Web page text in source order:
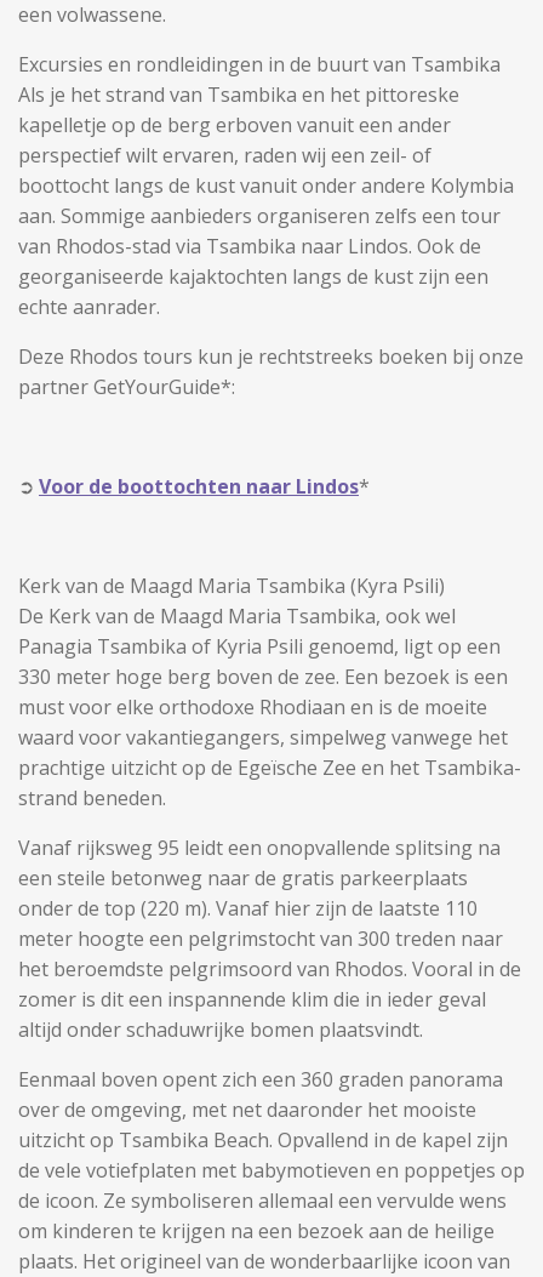
een volwassene.
Excursies en rondleidingen in de buurt van Tsambika
Als je het strand van Tsambika en het pittoreske
kapelletje op de berg erboven vanuit een ander
perspectief wilt ervaren, raden wij een zeil- of
boottocht langs de kust vanuit onder andere Kolymbia
aan. Sommige aanbieders organiseren zelfs een tour
van Rhodos-stad via Tsambika naar Lindos. Ook de
georganiseerde kajaktochten langs de kust zijn een
echte aanrader.
Deze Rhodos tours kun je rechtstreeks boeken bij onze
partner GetYourGuide*:
➲ Voor de boottochten naar Lindos*
Kerk van de Maagd Maria Tsambika (Kyra Psili)
De Kerk van de Maagd Maria Tsambika, ook wel
Panagia Tsambika of Kyria Psili genoemd, ligt op een
330 meter hoge berg boven de zee. Een bezoek is een
must voor elke orthodoxe Rhodiaan en is de moeite
waard voor vakantiegangers, simpelweg vanwege het
prachtige uitzicht op de Egeïsche Zee en het Tsambika-
strand beneden.
Vanaf rijksweg 95 leidt een onopvallende splitsing na
een steile betonweg naar de gratis parkeerplaats
onder de top (220 m). Vanaf hier zijn de laatste 110
meter hoogte een pelgrimstocht van 300 treden naar
het beroemdste pelgrimsoord van Rhodos. Vooral in de
zomer is dit een inspannende klim die in ieder geval
altijd onder schaduwrijke bomen plaatsvindt.
Eenmaal boven opent zich een 360 graden panorama
over de omgeving, met net daaronder het mooiste
uitzicht op Tsambika Beach. Opvallend in de kapel zijn
de vele votiefplaten met babymotieven en poppetjes op
de icoon. Ze symboliseren allemaal een vervulde wens
om kinderen te krijgen na een bezoek aan de heilige
plaats. Het origineel van de wonderbaarlijke icoon van